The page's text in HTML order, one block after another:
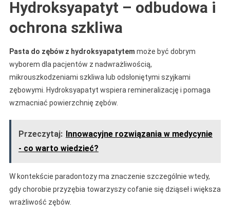
Hydroksyapatyt – odbudowa i
ochrona szkliwa
Pasta do zębów z hydroksyapatytem może być dobrym
wyborem dla pacjentów z nadwrażliwością,
mikrouszkodzeniami szkliwa lub odsłoniętymi szyjkami
zębowymi. Hydroksyapatyt wspiera remineralizację i pomaga
wzmacniać powierzchnię zębów.
Przeczytaj: Innowacyjne rozwiązania w medycynie
- co warto wiedzieć?
W kontekście paradontozy ma znaczenie szczególnie wtedy,
gdy chorobie przyzębia towarzyszy cofanie się dziąseł i większa
wrażliwość zębów.